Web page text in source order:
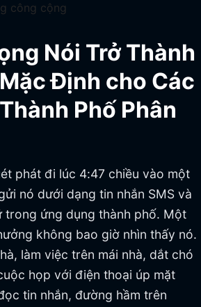
công cộng
Nói Trở Thành
Định cho Các
Phố Phân
phát đi lúc 4:47 chiều vào một
nó dưới dạng tin nhắn SMS và
trong ứng dụng thành phố. Một
không bao giờ nhìn thấy nó.
làm việc trên mái nhà, dắt chó
họp với điện thoại úp mặt
tin nhắn, đường hầm trên